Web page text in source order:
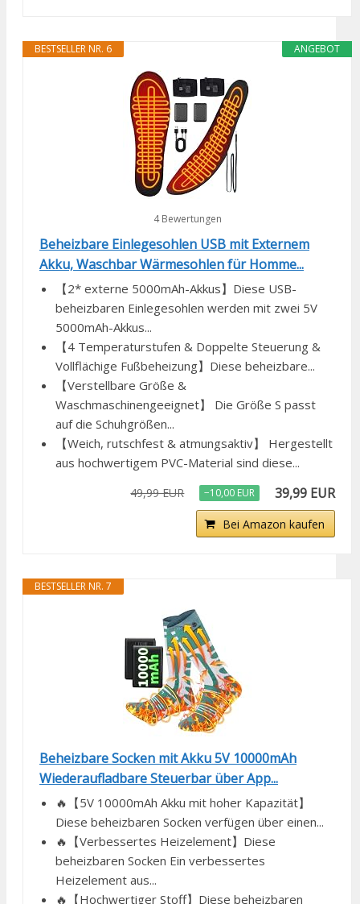
ANGEBOT
BESTSELLER NR. 6
4 Bewertungen
Beheizbare Einlegesohlen USB mit Externem
Akku, Waschbar Wärmesohlen für Homme...
【2* externe 5000mAh-Akkus】Diese USB-
beheizbaren Einlegesohlen werden mit zwei 5V
5000mAh-Akkus...
【4 Temperaturstufen & Doppelte Steuerung &
Vollflächige Fußbeheizung】Diese beheizbare...
【Verstellbare Größe &
Waschmaschinengeeignet】 Die Größe S passt
auf die Schuhgrößen...
【Weich, rutschfest & atmungsaktiv】 Hergestellt
aus hochwertigem PVC-Material sind diese...
49,99 EUR −10,00 EUR 39,99 EUR
Bei Amazon kaufen
BESTSELLER NR. 7
Beheizbare Socken mit Akku 5V 10000mAh
Wiederaufladbare Steuerbar über App...
🔥【5V 10000mAh Akku mit hoher Kapazität】
Diese beheizbaren Socken verfügen über einen...
🔥【Verbessertes Heizelement】Diese
beheizbaren Socken Ein verbessertes
Heizelement aus...
🔥【Hochwertiger Stoff】Diese beheizbaren